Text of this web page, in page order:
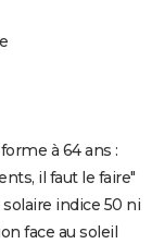
à 64 ans :
il faut le faire"
indice 50 ni
face au soleil